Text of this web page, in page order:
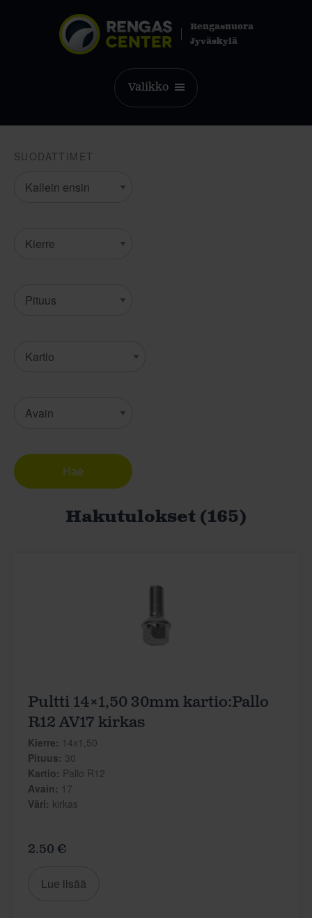
Rengasnuora
Jyväskylä
Valikko
SUODATTIMET
Hakutulokset (165)
Pultti 14×1,50 30mm kartio:Pallo
R12 AV17 kirkas
Kierre: 14x1,50
Pituus: 30
Kartio: Pallo R12
Avain: 17
Väri: kirkas
2.50 €
Lue lisää